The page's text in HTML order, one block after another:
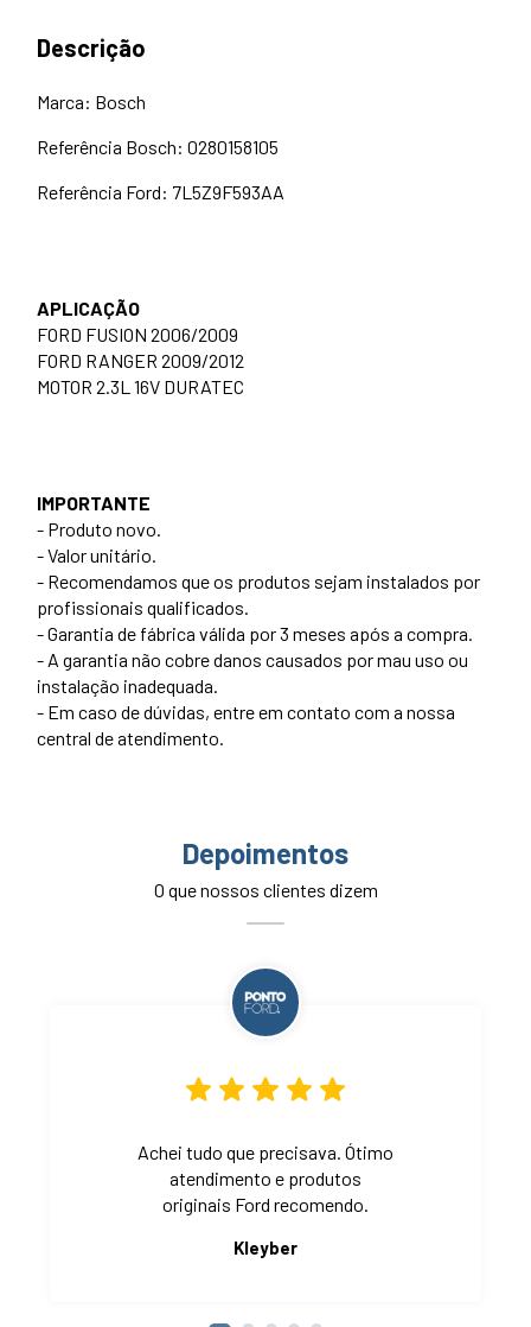
Descrição
Marca: Bosch
Referência Bosch: 0280158105
Referência Ford: 7L5Z9F593AA
APLICAÇÃO
FORD FUSION 2006/2009
FORD RANGER 2009/2012
MOTOR 2.3L 16V DURATEC
IMPORTANTE
- Produto novo.
- Valor unitário.
- Recomendamos que os produtos sejam instalados por
profissionais qualificados.
- Garantia de fábrica válida por 3 meses após a compra.
- A garantia não cobre danos causados por mau uso ou
instalação inadequada.
- Em caso de dúvidas, entre em contato com a nossa
central de atendimento.
Depoimentos
O que nossos clientes dizem
Achei tudo que precisava. Ótimo
atendimento e produtos
originais Ford recomendo.
Kleyber